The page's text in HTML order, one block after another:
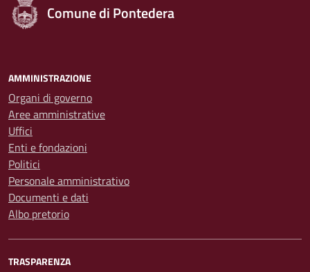
Comune di Pontedera
AMMINISTRAZIONE
Organi di governo
Aree amministrative
Uffici
Enti e fondazioni
Politici
Personale amministrativo
Documenti e dati
Albo pretorio
TRASPARENZA